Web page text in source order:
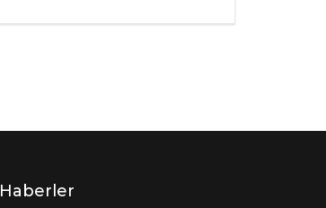
Haberler